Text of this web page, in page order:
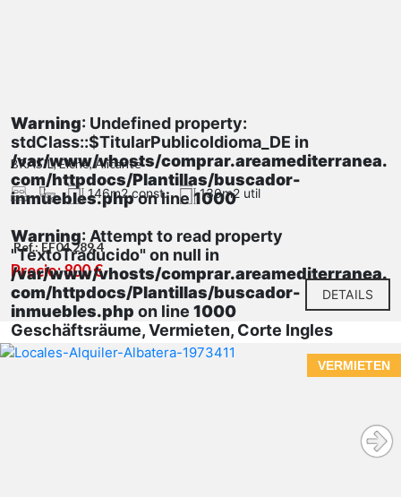
Warning: Undefined property:
stdClass::$TitularPublicoIdioma_DE in
/var/www/vhosts/comprar.areamediterranea.
com/httpdocs/Plantillas/buscador-
inmuebles.phpon line 1000
Warning: Attempt to read property
"TextoTraducido" on null in
/var/www/vhosts/comprar.areamediterranea.
com/httpdocs/Plantillas/buscador-
inmuebles.php on line 1000
Geschäftsräume, Vermieten, Corte Ingles
BRASIL, Elche, Alicante
146m2 const.
130m2 util
Ref.: EF04.289.4
Precio: 800 €
DETAILS
VERMIETEN